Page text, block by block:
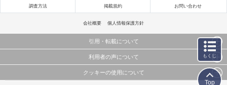
調査方法 掲載規約 お問い合わせ
会社概要 個人情報保護方針
引用・転載について
当サイトで公開されている情報（文字、写真、イラスト、画像データ等）及びこれらの配置・
これらの情報を権利者の許可なく無断転載・複製などの二次利用を行うことは固く禁じており
利用者の声について
当サイトに掲載している内容はすべてサービスの利用者が提出された見解・感想です。
クッキーの使用について
もくじ
Top